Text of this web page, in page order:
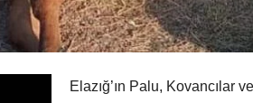
Elazığ’ın Palu, Kovancılar